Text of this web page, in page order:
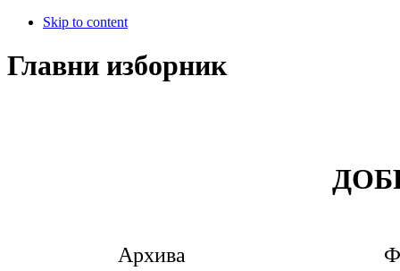
Skip to content
Главни изборник
Архива